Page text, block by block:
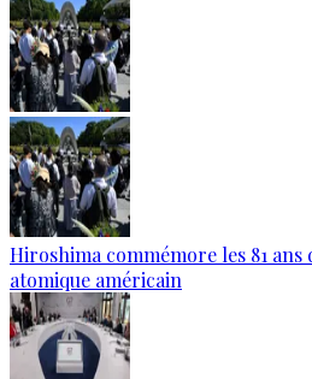
Hiroshima commémore les 81
atomique américain